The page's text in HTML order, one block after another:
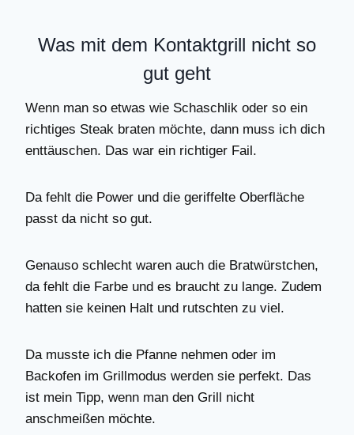
Was mit dem Kontaktgrill nicht so
gut geht
Wenn man so etwas wie Schaschlik oder so ein
richtiges Steak braten möchte, dann muss ich dich
enttäuschen. Das war ein richtiger Fail.
Da fehlt die Power und die geriffelte Oberfläche
passt da nicht so gut.
Genauso schlecht waren auch die Bratwürstchen,
da fehlt die Farbe und es braucht zu lange. Zudem
hatten sie keinen Halt und rutschten zu viel.
Da musste ich die Pfanne nehmen oder im
Backofen im Grillmodus werden sie perfekt. Das
ist mein Tipp, wenn man den Grill nicht
anschmeißen möchte.